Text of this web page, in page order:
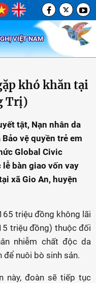
VIỆT NAM
khó khăn tại
Trị)
tật, Nạn nhân da
vệ quyền trẻ em
Global Civic
lễ bàn giao vốn vay
xã Gio An, huyện
triệu đồng không lãi
triệu đồng) thuộc đối
nhiễm chất độc da
nuôi bò sinh sản.
này, đoàn sẽ tiếp tục